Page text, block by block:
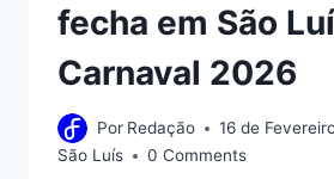
fecha em São
Carnaval 2026
Por Redação
16 de
São Luís
0 Comments